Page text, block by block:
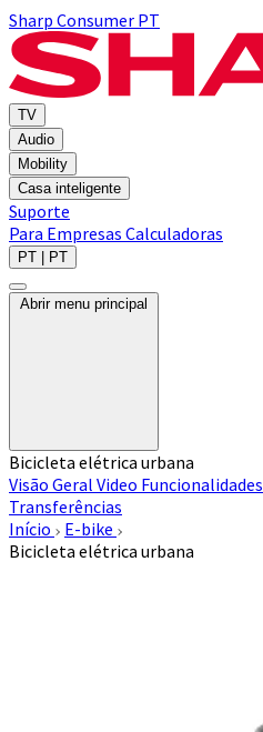
Sharp Consumer PT
TV
Audio
Mobility
Casa inteligente
Suporte
Para Empresas Calculadoras
PT | PT
Abrir menu principal
Bicicleta elétrica urbana
Visão Geral Video Funcionalidades
Transferências
Início
E-bike
Bicicleta elétrica urbana